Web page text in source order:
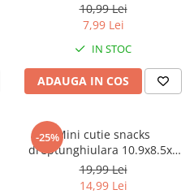
10,99 Lei
7,99 Lei
IN STOC
ADAUGA IN COS
-25%Mini cutie snacks
dreptunghiulara 10.9x8.5x4
cm, Frozen II
19,99 Lei
14,99 Lei